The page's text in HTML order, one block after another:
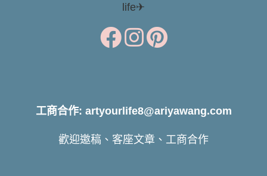
life✈
工商合作: artyourlife8@ariyawang.com
歡迎邀稿、客座文章、工商合作